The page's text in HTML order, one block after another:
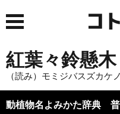
紅葉々鈴懸木
（読み）モミジバスズカケ
動植物名よみかた辞典